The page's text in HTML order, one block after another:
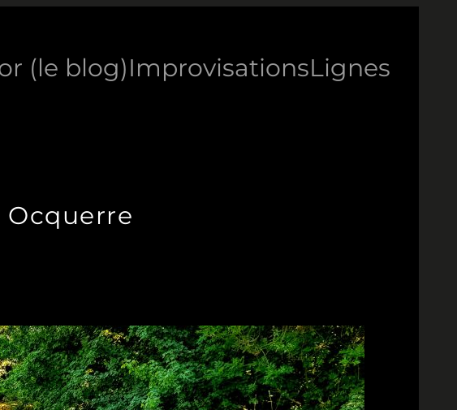
(le blog)ImprovisationsLignes
Ocquerre